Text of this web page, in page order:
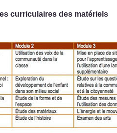
curriculaires des matériels